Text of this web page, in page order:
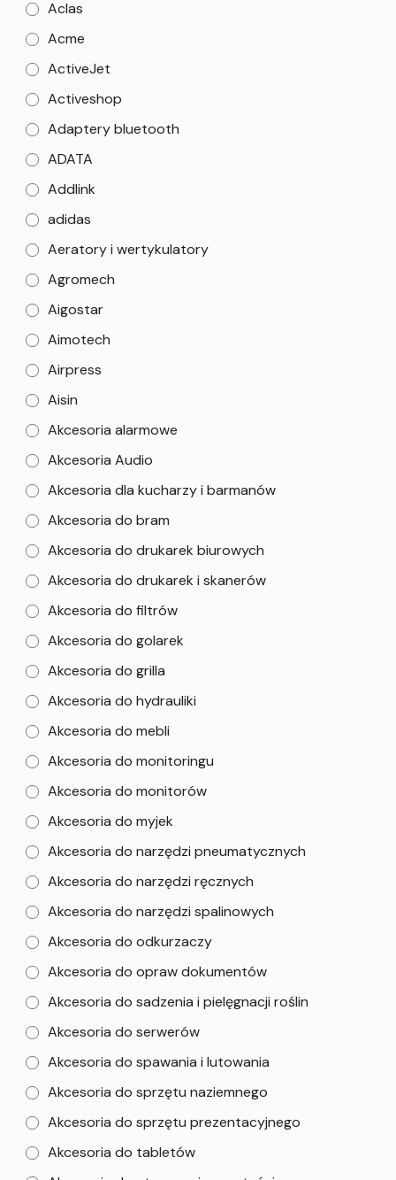
Aclas
Acme
ActiveJet
Activeshop
Adaptery bluetooth
ADATA
Addlink
adidas
Aeratory i wertykulatory
Agromech
Aigostar
Aimotech
Airpress
Aisin
Akcesoria alarmowe
Akcesoria Audio
Akcesoria dla kucharzy i barmanów
Akcesoria do bram
Akcesoria do drukarek biurowych
Akcesoria do drukarek i skanerów
Akcesoria do filtrów
Akcesoria do golarek
Akcesoria do grilla
Akcesoria do hydrauliki
Akcesoria do mebli
Akcesoria do monitoringu
Akcesoria do monitorów
Akcesoria do myjek
Akcesoria do narzędzi pneumatycznych
Akcesoria do narzędzi ręcznych
Akcesoria do narzędzi spalinowych
Akcesoria do odkurzaczy
Akcesoria do opraw dokumentów
Akcesoria do sadzenia i pielęgnacji roślin
Akcesoria do serwerów
Akcesoria do spawania i lutowania
Akcesoria do sprzętu naziemnego
Akcesoria do sprzętu prezentacyjnego
Akcesoria do tabletów